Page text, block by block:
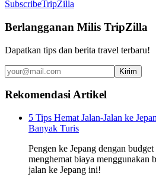
SubscribeTripZilla
Berlangganan Milis TripZilla
Dapatkan tips dan berita travel terbaru!
Kirim
Rekomendasi Artikel
5 Tips Hemat Jalan-Jalan ke
Banyak Turis
Pengen ke Jepang dengan
menghemat biaya menggunakan
jalan ke Jepang ini!